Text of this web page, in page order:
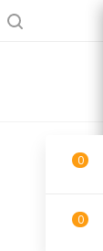
0
0